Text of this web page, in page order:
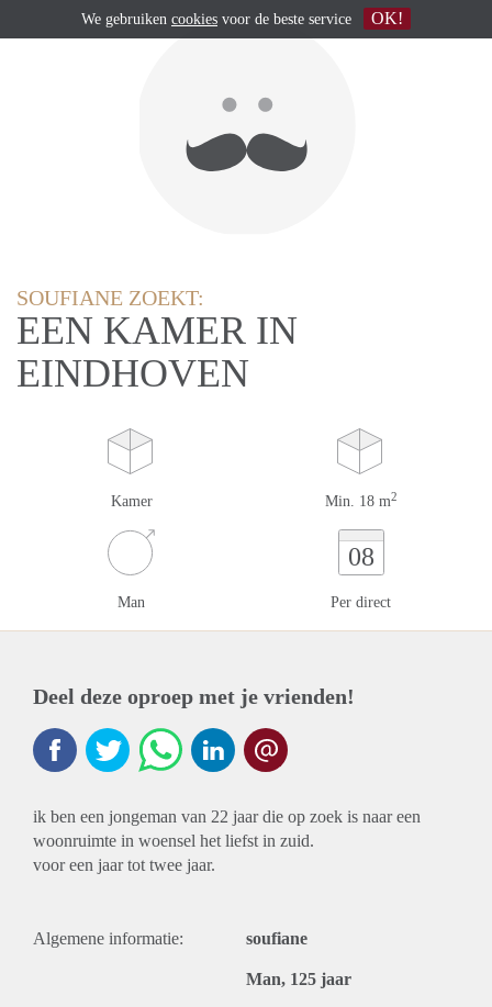
SOUFIANE ZOEKT:
EEN KAMER IN
EINDHOVEN
Kamer Min. 18 m2
Man
08
Per direct
Deel deze oproep met je vrienden!
ik ben een jongeman van 22 jaar die op zoek is naar een
woonruimte in woensel het liefst in zuid.
voor een jaar tot twee jaar.
Algemene informatie: soufiane
Man, 125 jaar
We gebruiken cookies voor de beste service OK!